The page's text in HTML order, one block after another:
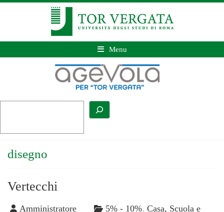
Menu
disegno
Vertecchi
Amministratore 5% - 10%, Casa, Scuola e